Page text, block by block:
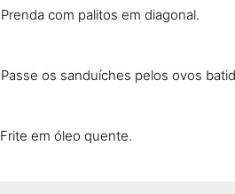
Prenda com palitos em diagonal.
Passe os sanduíches pelos ovos
Frite em óleo quente.